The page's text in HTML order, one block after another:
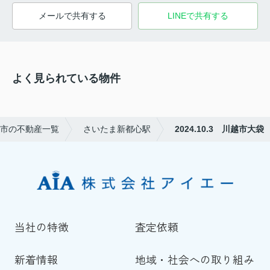
メールで共有する LINEで共有する
よく見られている物件
の不動産一覧 さいたま新都心駅 2024.10.3 川越市大袋
当社の特徴 査定依頼
新着情報 地域・社会への取り組み